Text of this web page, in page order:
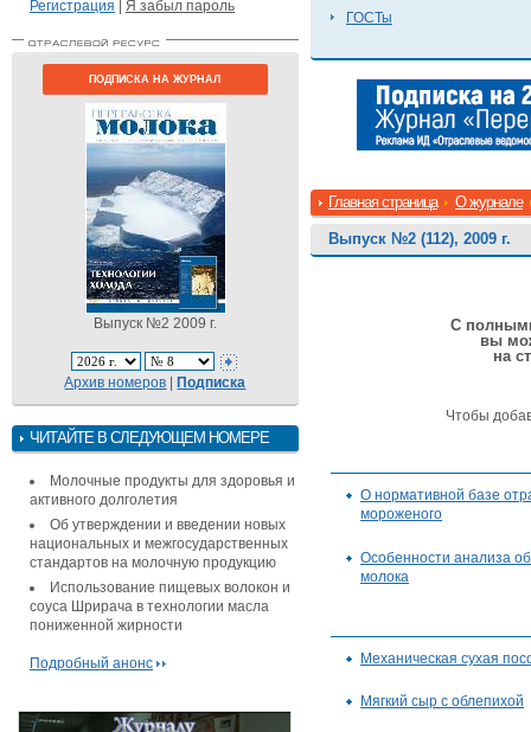
Регистрация | Я забыл пароль
ПОДПИСКА НА ЖУРНАЛ
Выпуск №2 2009 г.
Архив номеров |Подписка
ЧИТАЙТЕ В СЛЕДУЮЩЕМ НОМЕРЕ
Молочные продукты для здоровья и
активного долголетия
Об утверждении и введении новых
национальных и межгосударственных
стандартов на молочную продукцию
Использование пищевых волокон и
соуса Шрирача в технологии масла
пониженной жирности
Подробный анонс
ГОСТы
Главная страница О журнале
Выпуск №2 (112), 2009 г.
С
вы
на
Чтобы
О нормативной базе
мороженого
Особенности анализа
молока
Механическая сухая
Мягкий сыр с облепихой